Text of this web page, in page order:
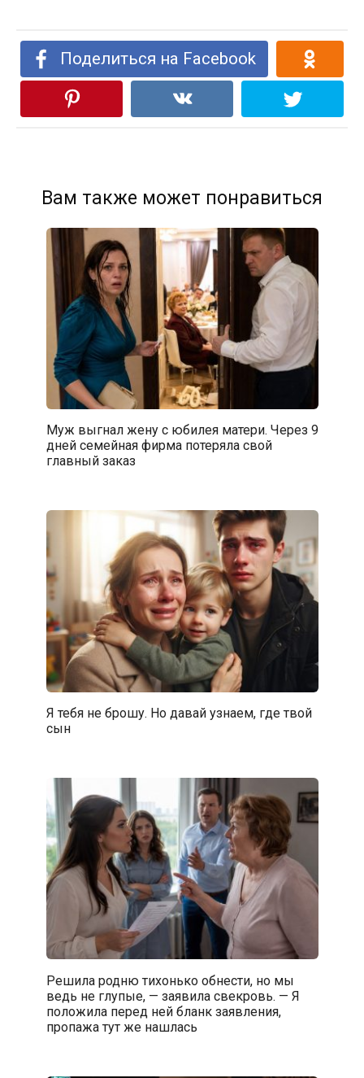
Поделиться на Facebook
Вам также может понравиться
Муж выгнал жену с юбилея матери. Через 9
дней семейная фирма потеряла свой
главный заказ
Я тебя не брошу. Но давай узнаем, где твой
сын
Решила родню тихонько обнести, но мы
ведь не глупые, — заявила свекровь. — Я
положила перед ней бланк заявления,
пропажа тут же нашлась